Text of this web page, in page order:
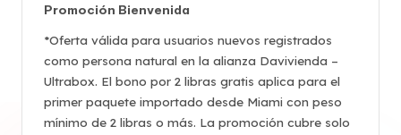
Promoción Bienvenida
*Oferta válida para usuarios nuevos registrados
como persona natural en la alianza Davivienda –
Ultrabox. El bono por 2 libras gratis aplica para el
primer paquete importado desde Miami con peso
mínimo de 2 libras o más. La promoción cubre solo